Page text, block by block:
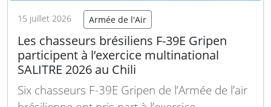
15 juillet 2026 Armée de l'Air
Les chasseurs brésiliens F-39E Gripen
participent à l’exercice multinational
SALITRE 2026 au Chili
Six chasseurs F-39E Gripen de l’Armée de l’air